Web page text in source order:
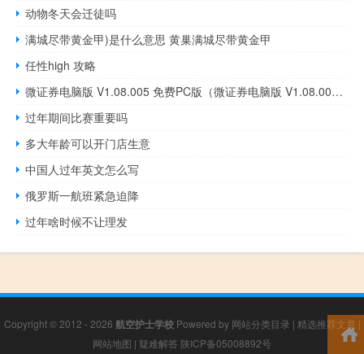
动物冬天会迁徒吗
满城尽带黄金甲)是什么意思 黄巢满城尽带黄金甲
任性high 攻略
微证券电脑版 V1.08.005 免费PC版（微证券电脑版 V1.08.005 免费PC版功能简介）
过年期间比赛重要吗
多大年龄可以开门店生意
中国人过年英文怎么写
俄罗斯一航班紧急迫降
过年啥时候不让理发
Copyright © 2012 - 2026 航空护士学校Powered by 网站分类目录 | 精选推荐文章 |
网站地图 | 疑难解答 陕ICP备05008892号